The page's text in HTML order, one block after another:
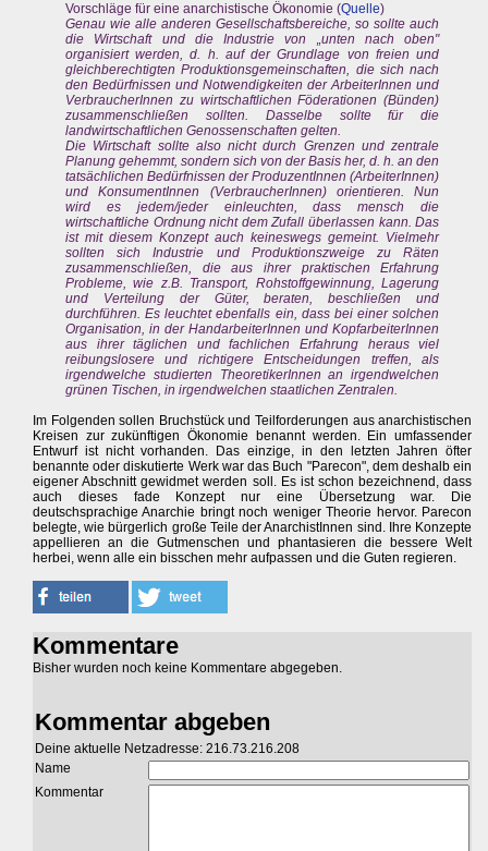
Vorschläge für eine anarchistische Ökonomie (Quelle)
Genau wie alle anderen Gesellschaftsbereiche, so sollte auch
die Wirtschaft und die Industrie von „unten nach oben"
organisiert werden, d. h. auf der Grundlage von freien und
gleichberechtigten Produktionsgemeinschaften, die sich nach
den Bedürfnissen und Notwendigkeiten der ArbeiterInnen und
VerbraucherInnen zu wirtschaftlichen Föderationen (Bünden)
zusammenschließen sollten. Dasselbe sollte für die
landwirtschaftlichen Genossenschaften gelten.
Die Wirtschaft sollte also nicht durch Grenzen und zentrale
Planung gehemmt, sondern sich von der Basis her, d. h. an den
tatsächlichen Bedürfnissen der ProduzentInnen (ArbeiterInnen)
und KonsumentInnen (VerbraucherInnen) orientieren. Nun
wird es jedem/jeder einleuchten, dass mensch die
wirtschaftliche Ordnung nicht dem Zufall überlassen kann. Das
ist mit diesem Konzept auch keineswegs gemeint. Vielmehr
sollten sich Industrie und Produktionszweige zu Räten
zusammenschließen, die aus ihrer praktischen Erfahrung
Probleme, wie z.B. Transport, Rohstoffgewinnung, Lagerung
und Verteilung der Güter, beraten, beschließen und
durchführen. Es leuchtet ebenfalls ein, dass bei einer solchen
Organisation, in der HandarbeiterInnen und KopfarbeiterInnen
aus ihrer täglichen und fachlichen Erfahrung heraus viel
reibungslosere und richtigere Entscheidungen treffen, als
irgendwelche studierten TheoretikerInnen an irgendwelchen
grünen Tischen, in irgendwelchen staatlichen Zentralen.
Im Folgenden sollen Bruchstück und Teilforderungen aus anarchistischen
Kreisen zur zukünftigen Ökonomie benannt werden. Ein umfassender
Entwurf ist nicht vorhanden. Das einzige, in den letzten Jahren öfter
benannte oder diskutierte Werk war das Buch "Parecon", dem deshalb ein
eigener Abschnitt gewidmet werden soll. Es ist schon bezeichnend, dass
auch dieses fade Konzept nur eine Übersetzung war. Die
deutschsprachige Anarchie bringt noch weniger Theorie hervor. Parecon
belegte, wie bürgerlich große Teile der AnarchistInnen sind. Ihre Konzepte
appellieren an die Gutmenschen und phantasieren die bessere Welt
herbei, wenn alle ein bisschen mehr aufpassen und die Guten regieren.
Kommentare
Bisher wurden noch keine Kommentare abgegeben.
Kommentar abgeben
Deine aktuelle Netzadresse: 216.73.216.208
Name
Kommentar